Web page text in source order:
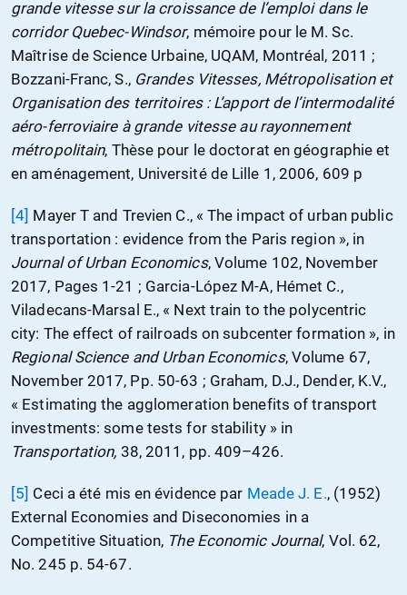
grande vitesse sur la croissance de l’emploi dans le
corridor Quebec-Windsor, mémoire pour le M. Sc.
Maîtrise de Science Urbaine, UQAM, Montréal, 2011 ;
Bozzani-Franc, S., Grandes Vitesses, Métropolisation et
Organisation des territoires : L’apport de l’intermodalité
aéro-ferroviaire à grande vitesse au rayonnement
métropolitain, Thèse pour le doctorat en géographie et
en aménagement, Université de Lille 1, 2006, 609 p
[4] Mayer T and Trevien C., « The impact of urban public
transportation : evidence from the Paris region », in
Journal of Urban Economics, Volume 102, November
2017, Pages 1-21 ; Garcia-López M-A, Hémet C.,
Viladecans-Marsal E., « Next train to the polycentric
city: The effect of railroads on subcenter formation », in
Regional Science and Urban Economics, Volume 67,
November 2017, Pp. 50-63 ; Graham, D.J., Dender, K.V.,
« Estimating the agglomeration benefits of transport
investments: some tests for stability » in
Transportation, 38, 2011, pp. 409–426.
[5] Ceci a été mis en évidence par Meade J. E., (1952)
External Economies and Diseconomies in a
Competitive Situation, The Economic Journal, Vol. 62,
No. 245 p. 54-67.